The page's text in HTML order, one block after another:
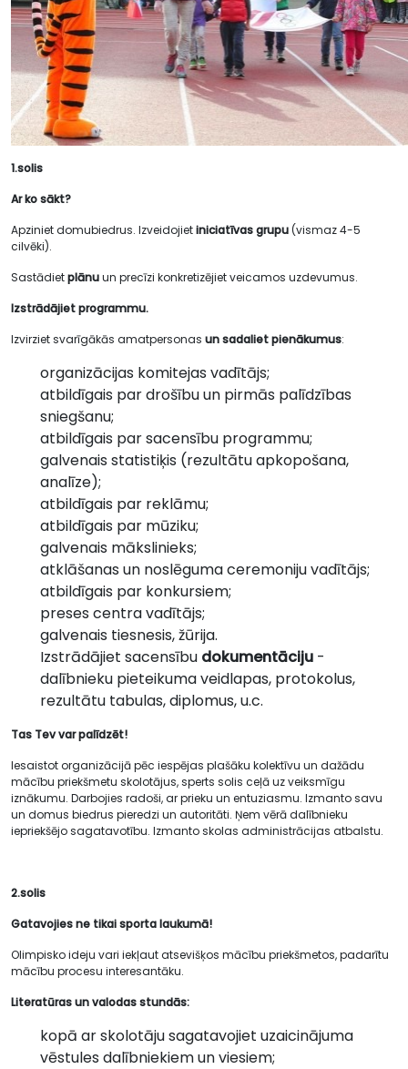
1.solis
Ar ko sākt?
Apziniet domubiedrus. Izveidojietiniciatīvas grupu(vismaz 4-5
cilvēki).
Sastādietplānuun precīzi konkretizējiet veicamos uzdevumus.
Izstrādājiet programmu.
Izvirziet svarīgākās amatpersonas un sadaliet pienākumus:
organizācijas komitejas vadītājs;
atbildīgais par drošību un pirmās palīdzības
sniegšanu;
atbildīgais par sacensību programmu;
galvenais statistiķis (rezultātu apkopošana,
analīze);
atbildīgais par reklāmu;
atbildīgais par mūziku;
galvenais mākslinieks;
atklāšanas un noslēguma ceremoniju vadītājs;
atbildīgais par konkursiem;
preses centra vadītājs;
galvenais tiesnesis, žūrija.
Izstrādājiet sacensību dokumentāciju -
dalībnieku pieteikuma veidlapas, protokolus,
rezultātu tabulas, diplomus, u.c.
Tas Tev var palīdzēt!
Iesaistot organizācijā pēc iespējas plašāku kolektīvu un dažādu
mācību priekšmetu skolotājus, sperts solis ceļā uz veiksmīgu
iznākumu. Darbojies radoši, ar prieku un entuziasmu. Izmanto savu
un domus biedrus pieredzi un autoritāti. Ņem vērā dalībnieku
iepriekšējo sagatavotību. Izmanto skolas administrācijas atbalstu.
2.solis
Gatavojies ne tikai sporta laukumā!
Olimpisko ideju vari iekļaut atsevišķos mācību priekšmetos, padarītu
mācību procesu interesantāku.
Literatūras un valodas stundās:
kopā ar skolotāju sagatavojiet uzaicinājuma
vēstules dalībniekiem un viesiem;